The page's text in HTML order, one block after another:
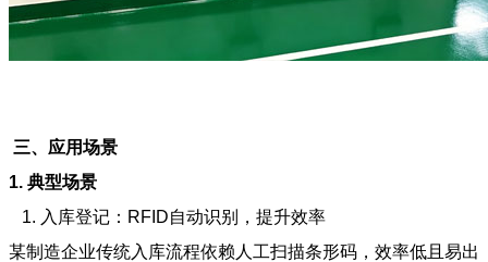
三、应用场景
1. 典型场景
1. 入库登记：RFID自动识别，提升效率
某制造企业传统入库流程依赖人工扫描条形码，效率低且易出